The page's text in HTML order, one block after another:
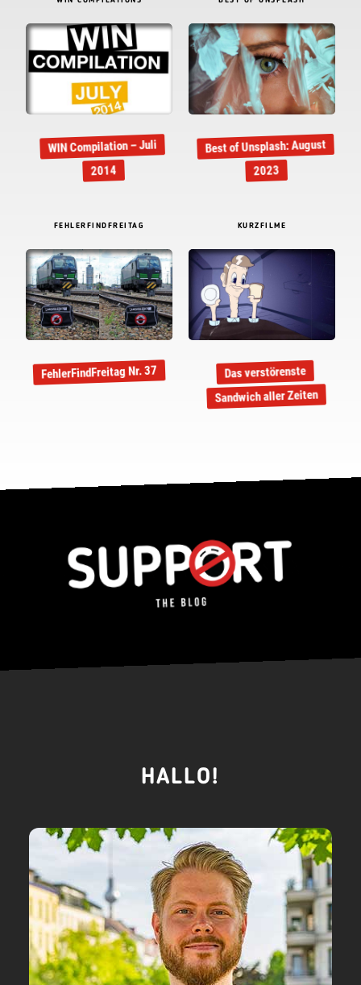
WIN Compilation – Juli
2014
Best of Unsplash: August
2023
FEHLERFINDFREITAG
FehlerFindFreitag Nr. 37
KURZFILME
Das verstörenste
Sandwich aller Zeiten
HALLO!